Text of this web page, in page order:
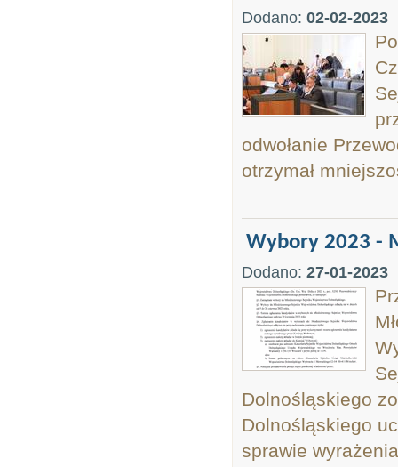
Dodano: 02-02-2023
odwołanie
otrzymał
Wybory 2023 -
Dodano: 27-01-2023
Dolnośląskiego
Dolnośląskiego
sprawie